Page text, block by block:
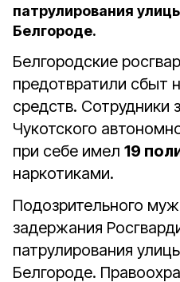
патрулирования
Белгороде.
Белгородские
предотвратили сбыт
средств. Сотрудники
Чукотского
при себе имел 19
наркотиками.
Подозрительного
задержания
патрулирования
Белгороде.